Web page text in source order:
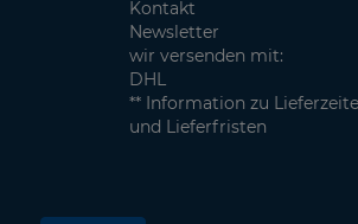
Kontakt
Newsletter
wir versenden mit:
DHL
** Information zu
und Lieferfristen